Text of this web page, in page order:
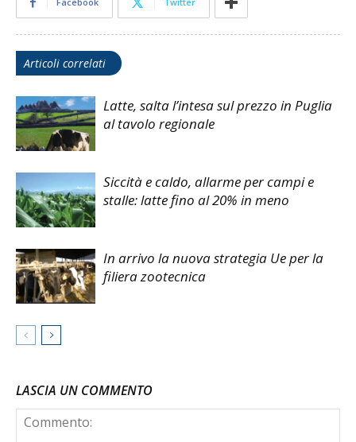
Articoli correlati
Latte, salta l’intesa sul prezzo in Puglia
al tavolo regionale
Siccità e caldo, allarme per campi e
stalle: latte fino al 20% in meno
In arrivo la nuova strategia Ue per la
filiera zootecnica
LASCIA UN COMMENTO